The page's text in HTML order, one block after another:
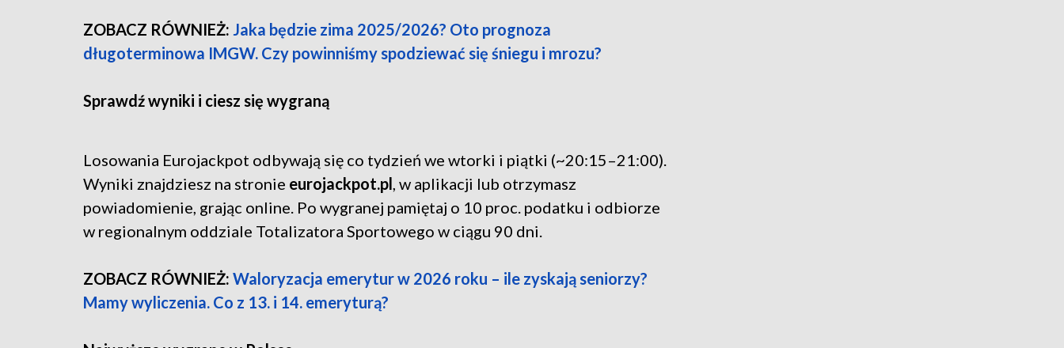
ZOBACZ RÓWNIEŻ: Jaka będzie zima 2025/2026? Oto prognoza
długoterminowa IMGW. Czy powinniśmy spodziewać się śniegu i mrozu?
Sprawdź wyniki i ciesz się wygraną
Losowania Eurojackpot odbywają się co tydzień we wtorki i piątki (~20:15–21:00).
Wyniki znajdziesz na stronie eurojackpot.pl , w aplikacji lub otrzymasz
powiadomienie, grając online. Po wygranej pamiętaj o 10 proc. podatku i odbiorze
w regionalnym oddziale Totalizatora Sportowego w ciągu 90 dni.
ZOBACZ RÓWNIEŻ: Waloryzacja emerytur w 2026 roku – ile zyskają seniorzy?
Mamy wyliczenia. Co z 13. i 14. emeryturą?